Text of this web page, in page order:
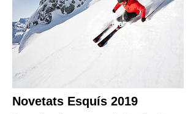
Novetats Esquís 2019